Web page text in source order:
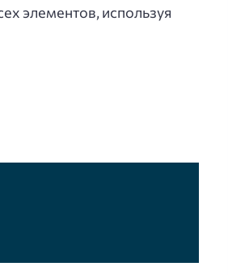
элементов, используя